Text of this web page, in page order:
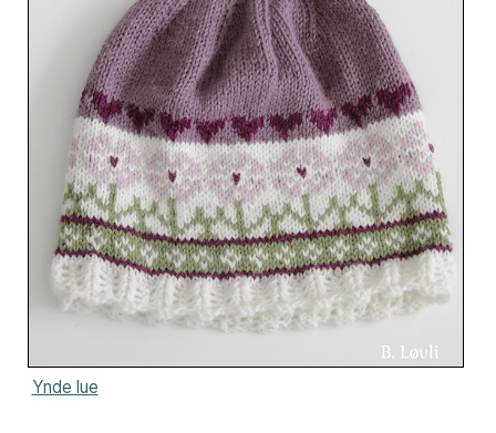
Ynde lue